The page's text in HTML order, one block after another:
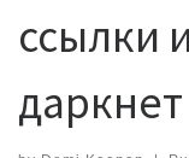
ссылки
даркнет